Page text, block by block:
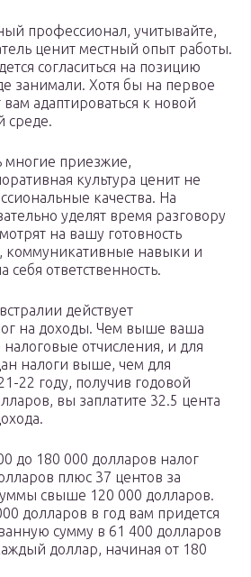
профессионал, учитывайте,
ценит местный опыт работы.
согласиться на позицию
занимали. Хотя бы на первое
адаптироваться к новой
среде.
многие приезжие,
культура ценит не
качества. На
уделят время разговору
на вашу готовность
коммуникативные навыки и
себя ответственность.
действует
на доходы. Чем выше ваша
отчисления, и для
налоги выше, чем для
22 году, получив годовой
вы заплатите 32.5 цента
до 180 000 долларов налог
плюс 37 центов за
свыше 120 000 долларов.
долларов в год вам придется
сумму в 61 400 долларов
доллар, начиная от 180